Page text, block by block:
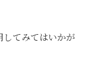
してみてはいかが